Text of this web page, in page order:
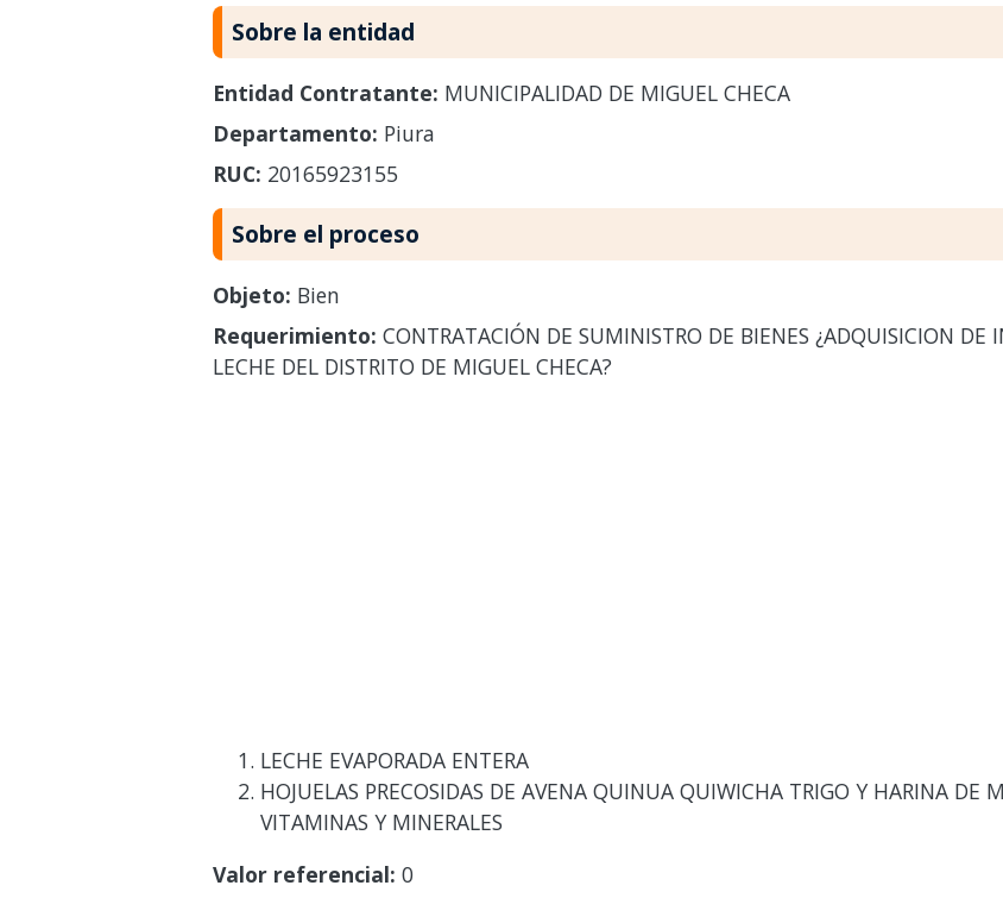
Sobre la entidad
Entidad Contratante: MUNICIPALIDAD DE MIGUEL CHECA
Departamento: Piura
RUC: 20165923155
Sobre el proceso
Objeto: Bien
Requerimiento: CONTRATACIÓN DE SUMINISTRO DE BIENES ¿ADQUISICION DE
LECHE DEL DISTRITO DE MIGUEL CHECA?
LECHE EVAPORADA ENTERA
HOJUELAS PRECOSIDAS DE AVENA QUINUA QUIWICHA TRIGO Y HARINA DE
VITAMINAS Y MINERALES
Valor referencial: 0